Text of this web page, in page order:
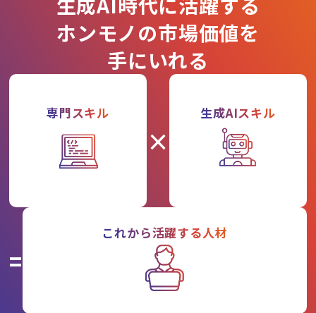
ホンモノの市場価値を
手にいれる
専門スキル
×
生成AIスキル
=
これから活躍する人材